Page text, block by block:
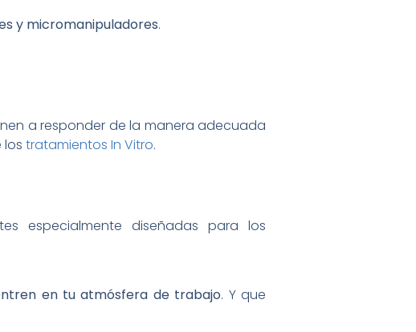
y micromanipuladores.
a responder de la manera adecuada
tratamientos In Vitro.
especialmente diseñadas para los
en tu atmósfera de trabajo. Y que